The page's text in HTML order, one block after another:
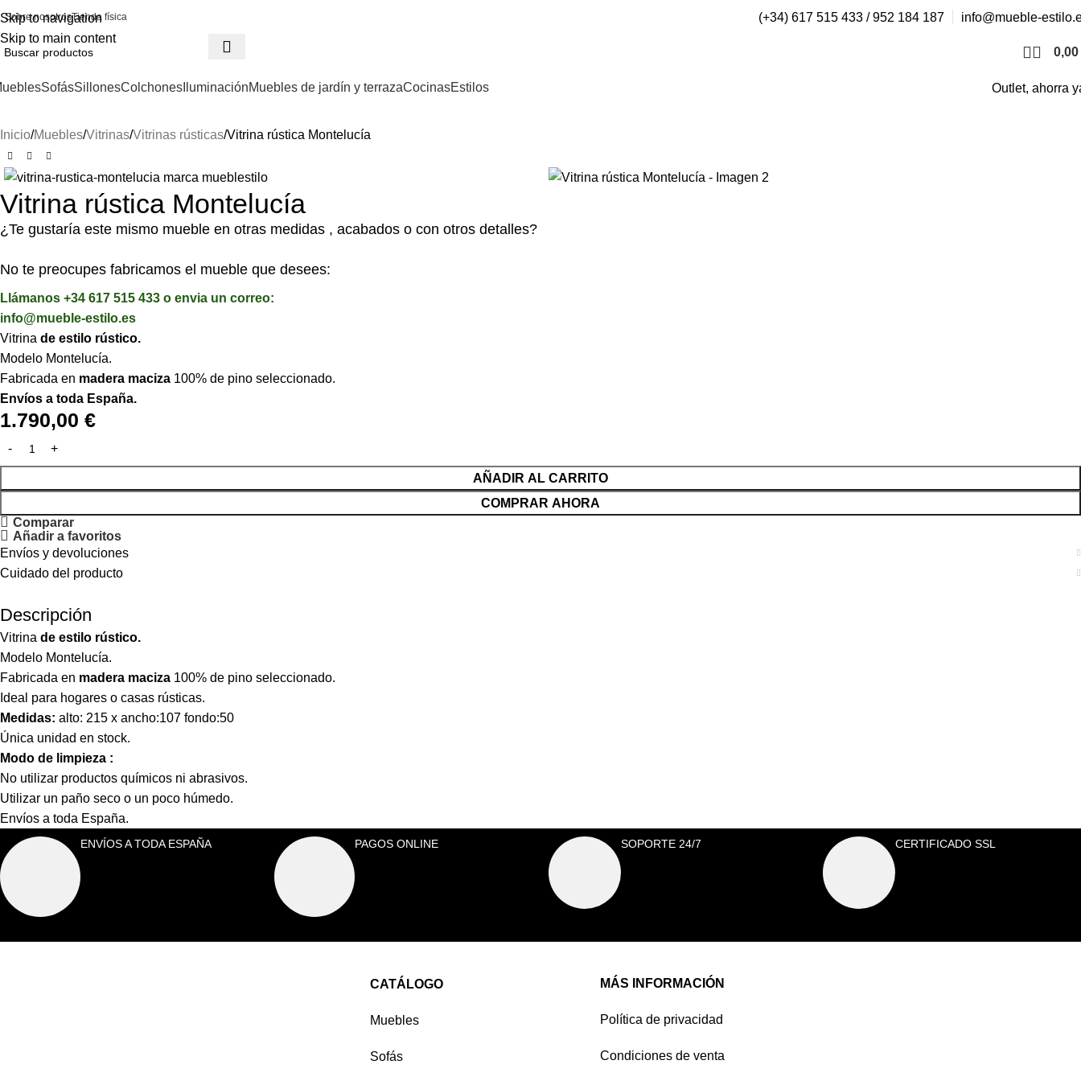
Skip to navigation
Skip to main content
Sobre nosotrosTienda física (+34) 617 515 433 / 952 184 187 info@mueble-
0,00
SofásSillonesColchones IluminaciónMuebles de jardín y terrazaCocinasEstilos Outlet, ahorra
Inicio Muebles Vitrinas Vitrinas rústicas Vitrina rústica Montelucía
Vitrina rústica Montelucía
¿Te gustaría este mismo mueble en otras medidas , acabados o con otros detalles?
No te preocupes fabricamos el mueble que desees:
Llámanos +34 617 515 433 o envia un correo:
info@mueble-estilo.es
Vitrina de estilo rústico.
Modelo Montelucía.
Fabricada en madera maciza 100% de pino seleccionado.
Envíos a toda España.
1.790,00 €
AÑADIR AL CARRITO
COMPRAR AHORA
Comparar
Añadir a favoritos
Envíos y devoluciones
Cuidado del producto
Descripción
Vitrina de estilo rústico.
Modelo Montelucía.
Fabricada en madera maciza 100% de pino seleccionado.
Ideal para hogares o casas rústicas.
Medidas: alto: 215 x ancho:107 fondo:50
Única unidad en stock.
Modo de limpieza :
No utilizar productos químicos ni abrasivos.
Utilizar un paño seco o un poco húmedo.
Envíos a toda España.
ENVÍOS A TODA ESPAÑA PAGOS ONLINE SOPORTE 24/7 CERTIFICADO SSL
CATÁLOGO
Muebles
Sofás
MÁS INFORMACIÓN
Política de privacidad
Condiciones de venta